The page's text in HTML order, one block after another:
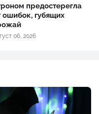
предостерегла
ошибок, губящих
06, 2026